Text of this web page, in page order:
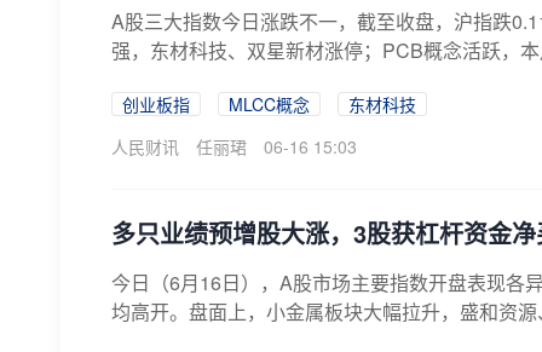
A股三大指数今日涨跌不一，截至收盘，沪指跌
强，东材科技、双星新材涨停；PCB概念活跃，
创业板指 MLCC概念
东材科技
人民财讯
任丽珺 06-16 15:03
多只业绩预增股大涨，3股获杠杆资金
今日（6月16日），A股市场主要指数开盘表现各
均高开。盘面上，小金属板块大幅拉升，盛和资